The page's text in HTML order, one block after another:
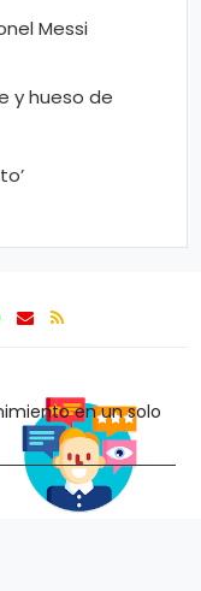
Messi
y hueso de
en un solo